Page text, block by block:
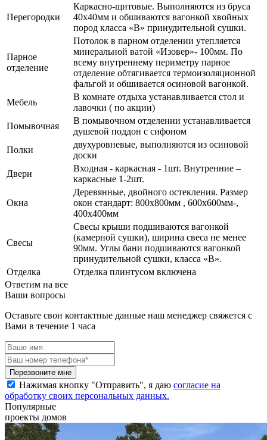
Перегородки
Каркасно-щитовые. Выполняются из бруса
40х40мм и обшиваются вагонкой хвойных
пород класса «В» принудительной сушки.
Парное
отделение
Потолок в парном отделении утепляется
минеральной ватой «Изовер»- 100мм. По
всему внутреннему периметру парное
отделение обтягивается термоизоляционной
фальгой и обшивается осиновой вагонкой.
Мебель
В комнате отдыха устанавливается стол и
лавочки ( по акции)
Помывочная
В помывочном отделении устанавливается
душевой поддон с сифоном
Полки
двухуровневые, выполняются из осиновой
доски
Двери
Входная - каркасная - 1шт. Внутренние –
каркасные 1-2шт.
Окна
Деревянные, двойного остекления. Размер
окон стандарт: 800х800мм , 600х600мм-,
400х400мм
Свесы
Свесы крыши подшиваются вагонкой
(камерной сушки), ширина свеса не менее
90мм. Углы бани подшиваются вагонкой
принудительной сушки, класса «В».
Отделка
Отделка плинтусом включена
Ответим на все
Ваши вопросы
Оставьте свои контактные данные наш менеджер свяжется с
Вами в течение 1 часа
Перезвоните мне
Нажимая кнопку "Отправить", я даю согласие на
обработку своих персональных данных.
Популярные
проекты домов